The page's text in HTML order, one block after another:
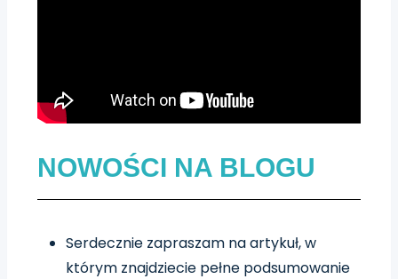
NOWOŚCI NA BLOGU
Serdecznie zapraszam na artykuł, w
którym znajdziecie pełne podsumowanie